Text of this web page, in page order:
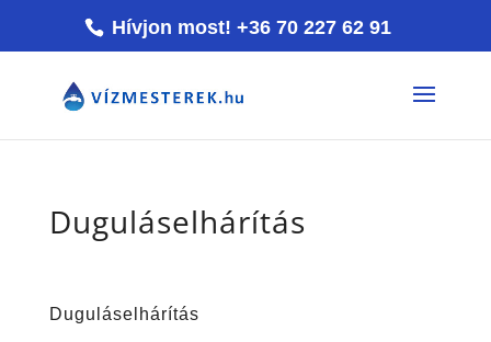
Hívjon most! +36 70 227 62 91
Duguláselhárítás
Duguláselhárítás